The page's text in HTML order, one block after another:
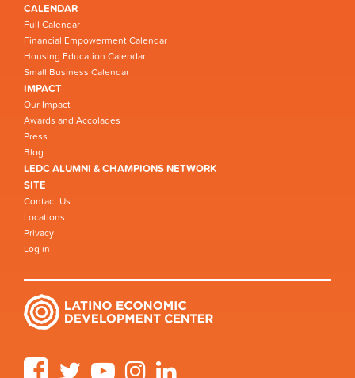
CALENDAR
Full Calendar
Financial Empowerment Calendar
Housing Education Calendar
Small Business Calendar
IMPACT
Our Impact
Awards and Accolades
Press
Blog
LEDC ALUMNI & CHAMPIONS NETWORK
SITE
Contact Us
Locations
Privacy
Log in
FacebookTwitter YouTube Instagram